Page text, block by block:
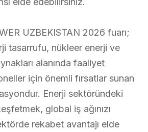
UZBEKISTAN 2026 fuarı;
tasarrufu, nükleer enerji ve
alanında faaliyet
için önemli fırsatlar sunan
Enerji sektöründeki
global iş ağınızı
rekabet avantajı elde